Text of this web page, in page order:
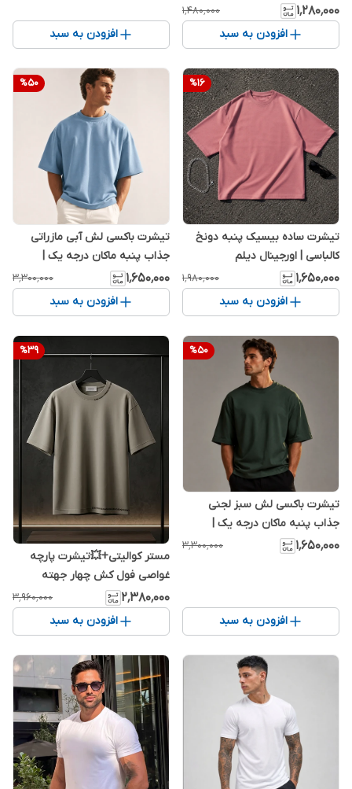
۱٬۲۸۰٬۰۰۰ ۱٬۴۸۰٬۰۰۰
افزودن به سبد افزودن به سبد
%16
تیشرت ساده بیسیک پنبه دونخ
کالباسی | اورجینال دیلم
۱٬۶۵۰٬۰۰۰ ۱٬۹۸۰٬۰۰۰
افزودن به سبد
%50
تیشرت باکسی لش آبی مازراتی
جذاب پنبه ماکان درجه یک |
اورجینال دیلم
۱٬۶۵۰٬۰۰۰ ۳٬۳۰۰٬۰۰۰
افزودن به سبد
%50
تیشرت باکسی لش سبز لجنی
جذاب پنبه ماکان درجه یک |
اورجینال دیلم
۱٬۶۵۰٬۰۰۰ ۳٬۳۰۰٬۰۰۰
افزودن به سبد
%39
مستر کوالیتی+💥تیشرت پارچه
غواصی فول کش چهار جهته
نسکافه ای فیلی اعلا نیم لش |
اورجینال دیلم
۲٬۳۸۰٬۰۰۰ ۳٬۹۶۰٬۰۰۰
افزودن به سبد